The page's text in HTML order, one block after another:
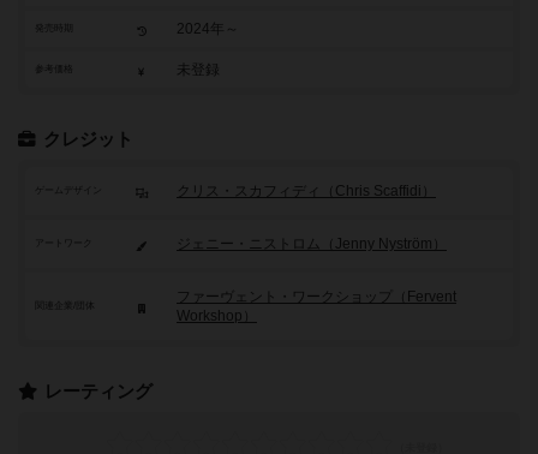
2024年～
参考価格 未登録
クレジット
ゲームデザイン クリス・スカフィディ（Chris Scaffidi）
アートワーク ジェニー・ニストロム（Jenny Nyström）
ファーヴェント・ワークショップ（Fervent
Workshop）
レーティング